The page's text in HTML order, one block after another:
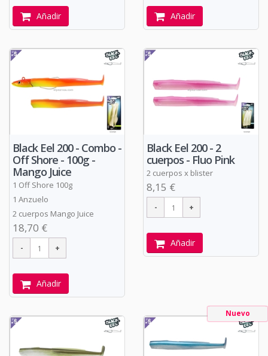
Añadir Añadir
Black Eel 200 - Combo -
Off Shore - 100g -
Mango Juice
1 Off Shore 100g
1 Anzuelo
2 cuerpos Mango Juice
18,70 €
Añadir
Black Eel 200 - 2
cuerpos - Fluo Pink
2 cuerpos x blister
8,15 €
Añadir
Nuevo